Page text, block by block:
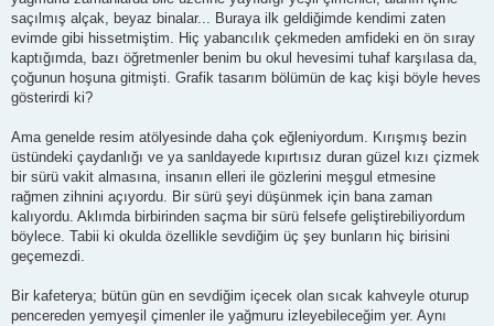
saçılmış alçak, beyaz binalar... Buraya ilk geldiğimde kendimi zaten
evimde gibi hissetmiştim. Hiç yabancılık çekmeden amfideki en ön sıray
kaptığımda, bazı öğretmenler benim bu okul hevesimi tuhaf karşılasa da,
çoğunun hoşuna gitmişti. Grafik tasarım bölümün de kaç kişi böyle heves
gösterirdi ki?
Ama genelde resim atölyesinde daha çok eğleniyordum. Kırışmış bezin
üstündeki çaydanlığı ve ya sanldayede kıpırtısız duran güzel kızı çizmek
bir sürü vakit almasına, insanın elleri ile gözlerini meşgul etmesine
rağmen zihnini açıyordu. Bir sürü şeyi düşünmek için bana zaman
kalıyordu. Aklımda birbirinden saçma bir sürü felsefe geliştirebiliyordum
böylece. Tabii ki okulda özellikle sevdiğim üç şey bunların hiç birisini
geçemezdi.
Bir kafeterya; bütün gün en sevdiğim içecek olan sıcak kahveyle oturup
pencereden yemyeşil çimenler ile yağmuru izleyebileceğim yer. Aynı